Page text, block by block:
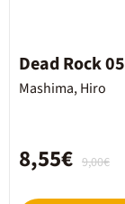
Dead Rock 05
Mashima, Hiro
9,00€
8,55€